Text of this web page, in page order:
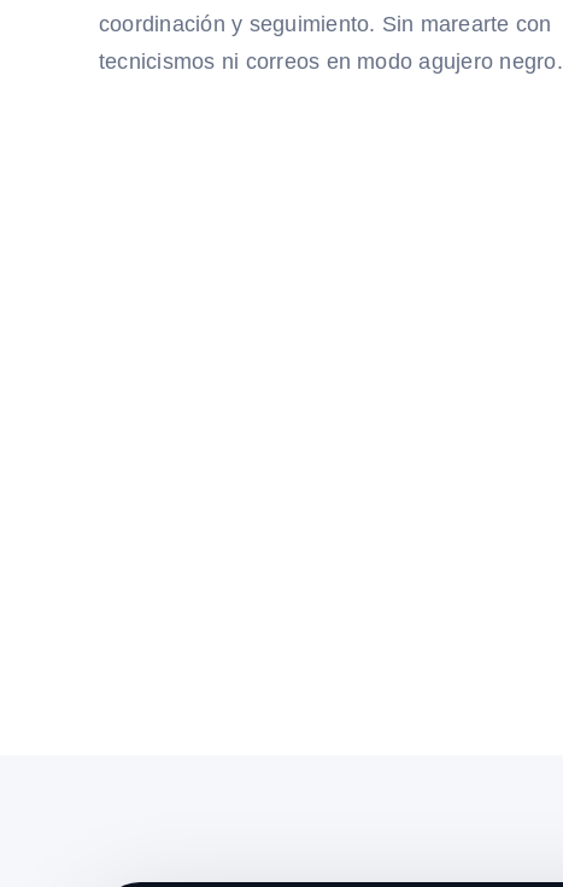
coordinación y seguimiento. Sin marearte con
tecnicismos ni correos en modo agujero negro.